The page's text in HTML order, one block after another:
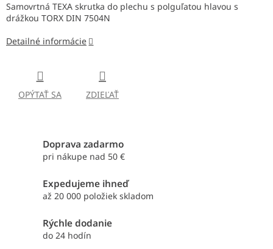
Samovrtná TEXA skrutka do plechu s polguľatou hlavou s
drážkou TORX DIN 7504N
Detailné informácie
OPÝTAŤ SA ZDIEĽAŤ
Doprava zadarmo
pri nákupe nad 50 €
Expedujeme ihneď
až 20 000 položiek skladom
Rýchle dodanie
do 24 hodín